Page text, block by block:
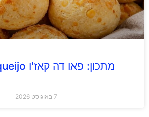
מתכון: פאו דה קאז'ו Pão de queijo
7 באוגוסט 2026